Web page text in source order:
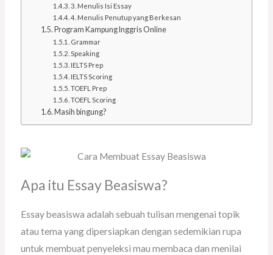
3. Menulis Isi Essay
4. Menulis Penutup yang Berkesan
Program Kampung Inggris Online
Grammar
Speaking
IELTS Prep
IELTS Scoring
TOEFL Prep
TOEFL Scoring
Masih bingung?
Apa itu Essay Beasiswa?
Essay beasiswa adalah sebuah tulisan mengenai topik
atau tema yang dipersiapkan dengan sedemikian rupa
untuk membuat penyeleksi mau membaca dan menilai